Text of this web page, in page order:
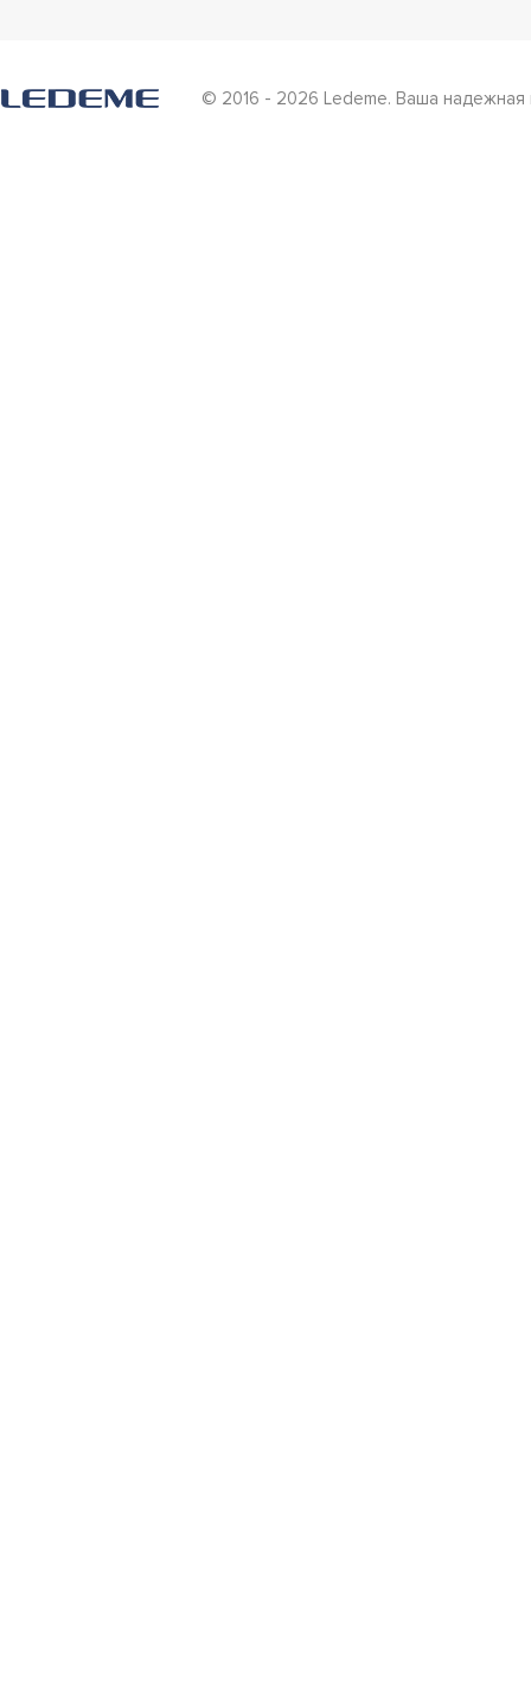
© 2016 - 2026 Ledeme. Ваша